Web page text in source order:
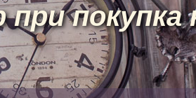
покупка